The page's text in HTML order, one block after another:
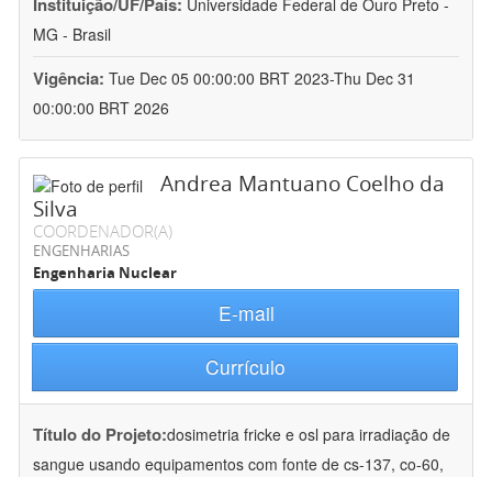
Universidade Federal de Ouro Preto -
MG - Brasil
Vigência: Tue Dec 05 00:00:00 BRT 2023-Thu Dec 31
00:00:00 BRT 2026
Andrea Mantuano Coelho da
Silva
COORDENADOR(A)
ENGENHARIAS
Engenharia Nuclear
E-mail
Currículo
Título do Projeto:dosimetria fricke e osl para irradiação de
sangue usando equipamentos com fonte de cs-137, co-60,